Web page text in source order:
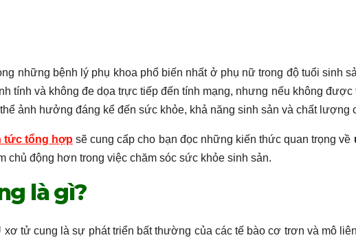
những bệnh lý phụ khoa phổ biến nhất ở phụ nữ trong độ tuổi sinh
tính và không đe dọa trực tiếp đến tính mạng, nhưng nếu không được
ảnh hưởng đáng kể đến sức khỏe, khả năng sinh sản và chất lượng
tức tổng hợpsẽ cung cấp cho bạn đọc những kiến thức quan trọng về
chủ động hơn trong việc chăm sóc sức khỏe sinh sản.
là gì?
xơ tử cung là sự phát triển bất thường của các tế bào cơ trơn và mô